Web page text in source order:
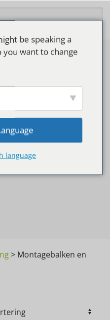
> Montagebalken en
be speaking a
want to change
language